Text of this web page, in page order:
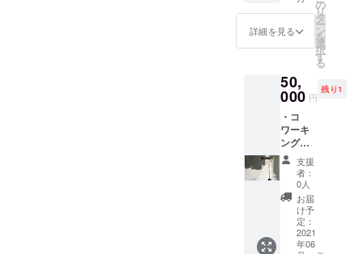
は6月頃
開催を
予定し
禍の影
響によ
催日時
が定
まって
おりま
せん
が、開
催する
事前に
お知ら
せいた
しま
キング
スペー
スに加
ビル2階
トレー
ニング
オ
HAYA-
ASHI」
のスタ
ンダー
ド会員
プラン
をご利
用いた
だけま
す。 ※
nt by
◎◎」
とお名
書き方
（表
現）は
変更の
場合が
ござい
ます。
※表記す
る名称
は、個
人名や
企業名
などな
んでも
詳細を見る
の
リ
タ
ー
ン
を
選
択
す
る
50,
000 円
残り1
・コ
ワーキ
ング内
壁への
ロゴ
(ネーミ
ング)記
載 ・あ
りがと
うメー
ルをお
支援
者：
0人
お届
け予
定：
2021
年06